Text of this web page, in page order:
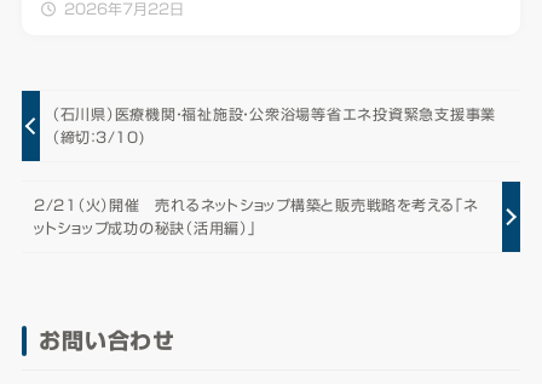
2026年7月22日
（石川県）医療機関・福祉施設・公衆浴場等省エネ投資緊急支援事業
（締切：3/10)
2/21（火）開催 売れるネットショップ構築と販売戦略を考える「ネ
ットショップ成功の秘訣（活用編）」
お問い合わせ